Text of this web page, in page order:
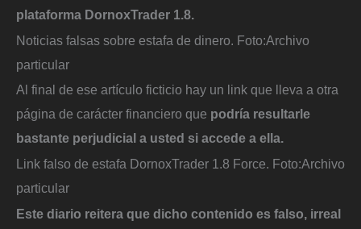
plataforma DornoxTrader 1.8.
Noticias falsas sobre estafa de dinero. Foto:Archivo
particular
Al final de ese artículo ficticio hay un link que lleva a otra
página de carácter financiero que podría resultarle
bastante perjudicial a usted si accede a ella.
Link falso de estafa DornoxTrader 1.8 Force. Foto:Archivo
particular
Este diario reitera que dicho contenido es falso, irreal